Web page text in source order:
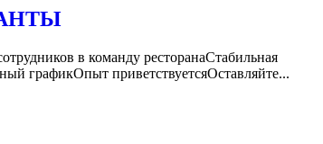
в команду ресторанаСтабильная
графикОпыт приветствуетсяОставляйте...